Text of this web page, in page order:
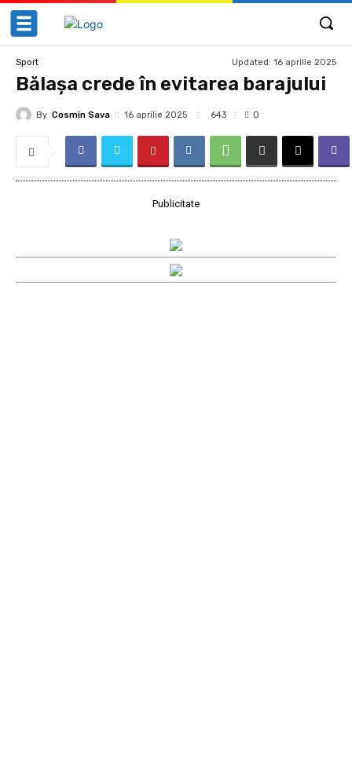
Sport Updated: 16 aprilie 2025
Bălaşa crede în evitarea barajului
By Cosmin Sava 16 aprilie 2025 643 0
Publicitate